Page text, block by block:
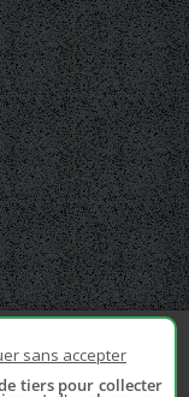
sans accepter
tiers pour collecter